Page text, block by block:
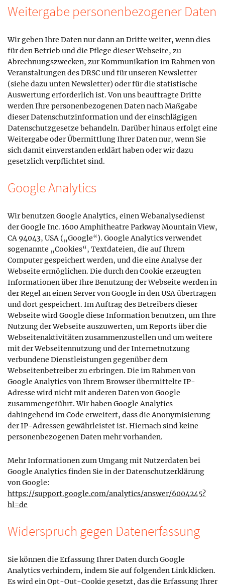
Weitergabe personenbezogener Daten
Wir geben Ihre Daten nur dann an Dritte weiter, wenn dies
für den Betrieb und die Pflege dieser Webseite, zu
Abrechnungszwecken, zur Kommunikation im Rahmen von
Veranstaltungen des DRSC und für unseren Newsletter
(siehe dazu unten Newsletter) oder für die statistische
Auswertung erforderlich ist. Von uns beauftragte Dritte
werden Ihre personenbezogenen Daten nach Maßgabe
dieser Datenschutzinformation und der einschlägigen
Datenschutzgesetze behandeln. Darüber hinaus erfolgt eine
Weitergabe oder Übermittlung Ihrer Daten nur, wenn Sie
sich damit einverstanden erklärt haben oder wir dazu
gesetzlich verpflichtet sind.
Google Analytics
Wir benutzen Google Analytics, einen Webanalysedienst
der Google Inc. 1600 Amphitheatre Parkway Mountain View,
CA 94043, USA („Google“). Google Analytics verwendet
sogenannte „Cookies“, Textdateien, die auf Ihrem
Computer gespeichert werden, und die eine Analyse der
Webseite ermöglichen. Die durch den Cookie erzeugten
Informationen über Ihre Benutzung der Webseite werden in
der Regel an einen Server von Google in den USA übertragen
und dort gespeichert. Im Auftrag des Betreibers dieser
Webseite wird Google diese Information benutzen, um Ihre
Nutzung der Webseite auszuwerten, um Reports über die
Webseitenaktivitäten zusammenzustellen und um weitere
mit der Webseitennutzung und der Internetnutzung
verbundene Dienstleistungen gegenüber dem
Webseitenbetreiber zu erbringen. Die im Rahmen von
Google Analytics von Ihrem Browser übermittelte IP-
Adresse wird nicht mit anderen Daten von Google
zusammengeführt. Wir haben Google Analytics
dahingehend im Code erweitert, dass die Anonymisierung
der IP-Adressen gewährleistet ist. Hiernach sind keine
personenbezogenen Daten mehr vorhanden.
Mehr Informationen zum Umgang mit Nutzerdaten bei
Google Analytics finden Sie in der Datenschutzerklärung
von Google:
https://support.google.com/analytics/answer/6004245?
hl=de
Widerspruch gegen Datenerfassung
Sie können die Erfassung Ihrer Daten durch Google
Analytics verhindern, indem Sie auf folgenden Link klicken.
Es wird ein Opt-Out-Cookie gesetzt, das die Erfassung Ihrer